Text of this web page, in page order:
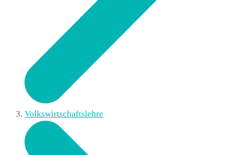
Volkswirtschaftslehre